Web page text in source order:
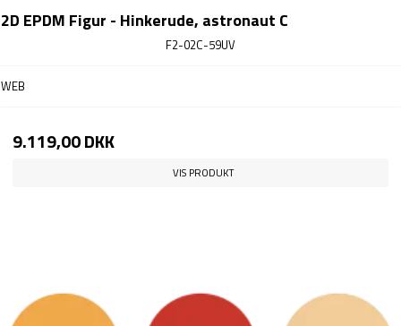
2D EPDM Figur - Hinkerude, astronaut C
F2-02C-59UV
WEB
9.119,00 DKK
VIS PRODUKT